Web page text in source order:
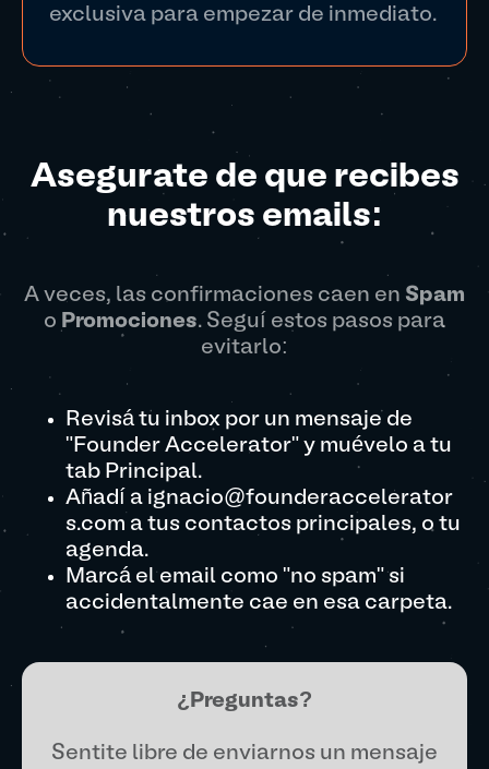
exclusiva para empezar de inmediato.
Asegurate de que recibes
nuestros emails:
A veces, las confirmaciones caen en Spam
o Promociones. Seguí estos pasos para
evitarlo:
Revisá tu inbox por un mensaje de
"Founder Accelerator" y muévelo a tu
tab Principal.
Añadí a ignacio@founderaccelerator
s.com a tus contactos principales, o tu
agenda.
Marcá el email como "no spam" si
accidentalmente cae en esa carpeta.
¿Preguntas?
Sentite libre de enviarnos un mensaje